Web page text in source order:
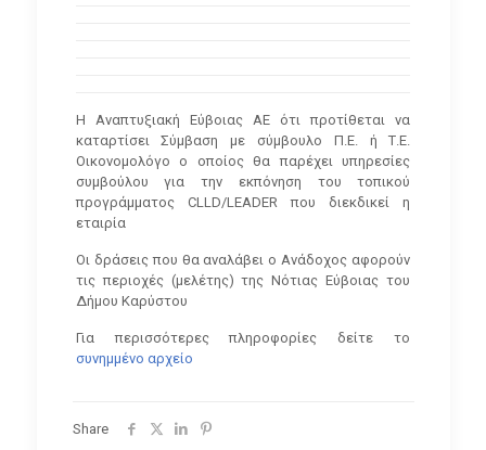
H Αναπτυξιακή Εύβοιας ΑΕ ότι προτίθεται να
καταρτίσει Σύμβαση με σύμβουλο Π.Ε. ή Τ.Ε.
Οικονομολόγο ο οποίος θα παρέχει υπηρεσίες
συμβούλου για την εκπόνηση του τοπικού
προγράμματος CLLD/LEADERπου διεκδικεί η
εταιρία
Οι δράσεις που θα αναλάβει ο Ανάδοχος αφορούν
τις περιοχές (μελέτης) της Νότιας Εύβοιας του
Δήμου Καρύστου
Για περισσότερες πληροφορίες δείτε το
συνημμένο αρχείο
Share